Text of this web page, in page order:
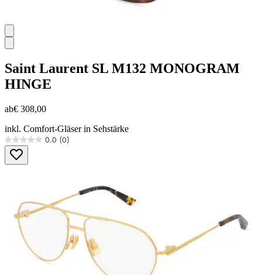
Saint Laurent SL M132 MONOGRAM
HINGE
ab€ 308,00
inkl. Comfort-Gläser in Sehstärke
0.0 (0)
0.0
von
5